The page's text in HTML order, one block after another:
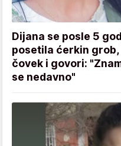
Dijana se posle 5
posetila ćerkin
čovek i govori:
se nedavno"